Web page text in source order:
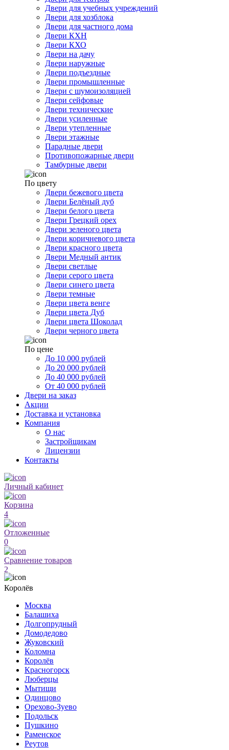
Двери для учебных учреждений
Двери для хозблока
Двери для частного дома
Двери КХН
Двери КХО
Двери на дачу
Двери наружные
Двери подъездные
Двери промышленные
Двери с шумоизоляцией
Двери сейфовые
Двери технические
Двери усиленные
Двери утепленные
Двери этажные
Парадные двери
Противопожарные двери
Тамбурные двери
По цвету
Двери бежевого цвета
Двери Белёный дуб
Двери белого цвета
Двери Грецкий орех
Двери зеленого цвета
Двери коричневого цвета
Двери красного цвета
Двери Медный антик
Двери светлые
Двери серого цвета
Двери синего цвета
Двери темные
Двери цвета венге
Двери цвета Дуб
Двери цвета Шоколад
Двери черного цвета
По цене
До 10 000 рублей
До 20 000 рублей
До 40 000 рублей
От 40 000 рублей
Двери на заказ
Акции
Доставка и установка
Компания
О нас
Застройщикам
Лицензии
Контакты
Личный кабинет
Корзина
4
Отложенные
0
Сравнение товаров
2
Королёв
Москва
Балашиха
Долгопрудный
Домодедово
Жуковский
Коломна
Королёв
Красногорск
Люберцы
Мытищи
Одинцово
Орехово-Зуево
Подольск
Пушкино
Раменское
Реутов